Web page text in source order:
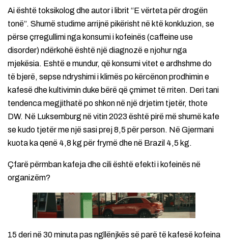
Ai është toksikolog dhe autor i librit “E vërteta për drogën
tonë”. Shumë studime arrijnë pikërisht në ktë konkluzion, se
përse çrregullimi nga konsumi i kofeinës (caffeine use
disorder) ndërkohë është një diagnozë e njohur nga
mjekësia. Eshtë e mundur, që konsumi vitet e ardhshme do
të bjerë, sepse ndryshimi i klimës po kërcënon prodhimin e
kafesë dhe kultivimin duke bërë që çmimet të rriten. Deri tani
tendenca megjithatë po shkon në një drjetim tjetër, thote
DW. Në Luksemburg në vitin 2023 është pirë më shumë kafe
se kudo tjetër me një sasi prej 8,5 për person. Në Gjermani
kuota ka qenë 4,8 kg për frymë dhe në Brazil 4,5 kg.
Çfarë përmban kafeja dhe cili është efekti i kofeinës në
organizëm?
15 deri në 30 minuta pas ngllënjkës së parë të kafesë kofeina